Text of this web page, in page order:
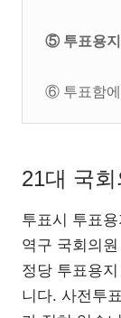
⑤ 투표용지
⑥ 투표함
21대 국
투표시 투표
역구 국회의
정당 투표용
니다. 사전투